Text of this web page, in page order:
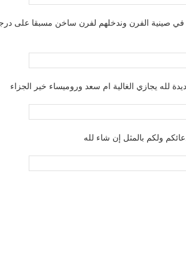
في صينية الفرن وندخلهم لفرن ساخن مسبقا على
لله يجازي الغالية ام سعد وروميساء خير الجزاء
ولكم بالمثل إن شاء لله